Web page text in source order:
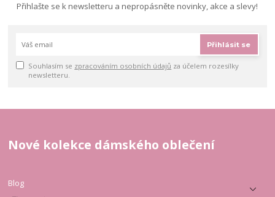
Přihlašte se k newsletteru a nepropásněte novinky, akce a slevy!
Přihlásit se
Souhlasím se zpracováním osobních údajů za účelem rozesílky
newsletteru.
Nové kolekce dámského oblečení
Blog